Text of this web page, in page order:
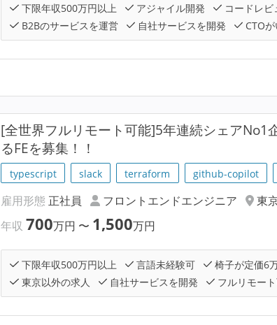
下限年収500万円以上 アジャイル開発 コードレ
B2Bのサービスを運営
自社サービスを開発 CTO
[全世界フルリモート可能]5年連続シェアNo1
るFEを募集！！
typescript slack terraform github-copilot
雇用形態 正社員 フロントエンドエンジニア
東
年収700万円 〜 1,500万円
下限年収500万円以上 言語未経験可 椅子が定価6
東京以外の求人
自社サービスを開発 フルリモー